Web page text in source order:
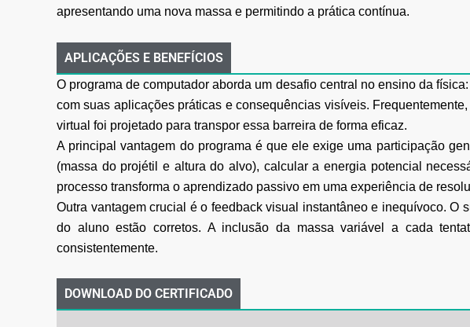
apresentando uma nova massa e permitindo a prática contínua.
APLICAÇÕES E BENEFÍCIOS
O programa de computador aborda um desafio central no ensino da
com suas aplicações práticas e consequências visíveis.
virtual foi projetado para transpor essa barreira de forma eficaz.
A principal vantagem do programa é que ele exige uma participação
(massa do projétil e altura do alvo), calcular a energia potencial
processo transforma o aprendizado passivo em uma experiência de
Outra vantagem crucial é o feedback visual instantâneo e inequívoco. O
do aluno estão corretos. A inclusão da massa variável a cada
consistentemente.
DOWNLOAD DO CERTIFICADO